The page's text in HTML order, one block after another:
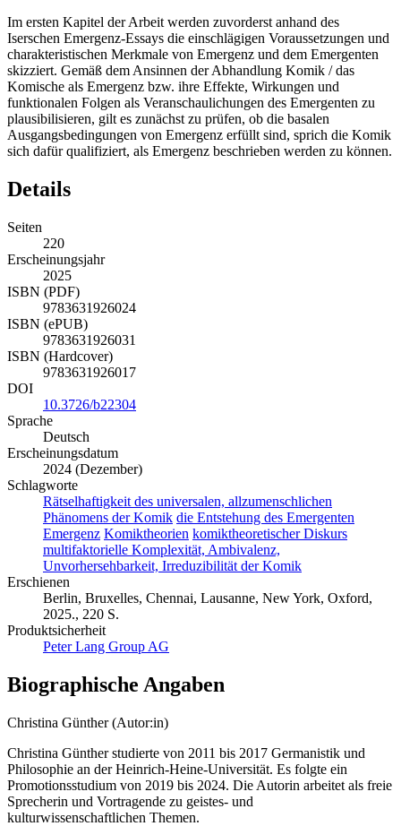
Im ersten Kapitel der Arbeit werden zuvorderst anhand des
Iserschen Emergenz-Essays die einschlägigen Voraussetzungen und
charakteristischen Merkmale von Emergenz und dem Emergenten
skizziert. Gemäß dem Ansinnen der Abhandlung Komik / das
Komische als Emergenz bzw. ihre Effekte, Wirkungen und
funktionalen Folgen als Veranschaulichungen des Emergenten zu
plausibilisieren, gilt es zunächst zu prüfen, ob die basalen
Ausgangsbedingungen von Emergenz erfüllt sind, sprich die Komik
sich dafür qualifiziert, als Emergenz beschrieben werden zu können.
Details
Seiten
220
Erscheinungsjahr
2025
ISBN (PDF)
9783631926024
ISBN (ePUB)
9783631926031
ISBN (Hardcover)
9783631926017
DOI
10.3726/b22304
Sprache
Deutsch
Erscheinungsdatum
2024 (Dezember)
Schlagworte
Rätselhaftigkeit des universalen, allzumenschlichen
Phänomens der Komik die Entstehung des Emergenten
Emergenz Komiktheorien komiktheoretischer Diskurs
multifaktorielle Komplexität, Ambivalenz,
Unvorhersehbarkeit, Irreduzibilität der Komik
Erschienen
Berlin, Bruxelles, Chennai, Lausanne, New York, Oxford,
2025., 220 S.
Produktsicherheit
Peter Lang Group AG
Biographische Angaben
Christina Günther (Autor:in)
Christina Günther studierte von 2011 bis 2017 Germanistik und
Philosophie an der Heinrich-Heine-Universität. Es folgte ein
Promotionsstudium von 2019 bis 2024. Die Autorin arbeitet als freie
Sprecherin und Vortragende zu geistes- und
kulturwissenschaftlichen Themen.